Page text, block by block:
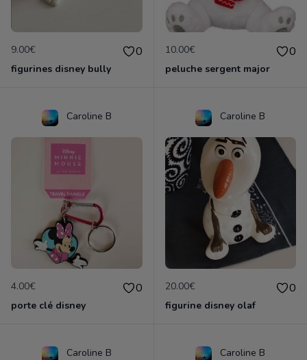
9.00€ 0
figurines disney bully
10.00€ 0
peluche sergent major
Caroline B
4.00€ 0
porte clé disney
Caroline B
20.00€ 0
figurine disney olaf
Caroline B Caroline B